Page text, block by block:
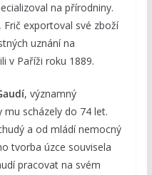
na přírodniny.
Frič exportoval své zboží
uznání na
v Paříži roku 1889.
, významný
mu scházely do 74 let.
a od mládí nemocný
tvorba úzce souvisela
pracovat na svém